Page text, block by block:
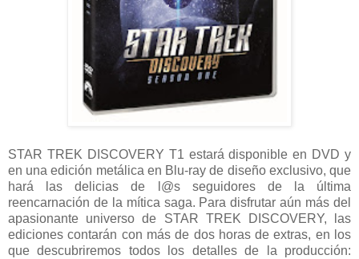
STAR TREK DISCOVERY T1 estará disponible en DVD y
en una edición metálica en Blu-ray de diseño exclusivo, que
hará las delicias de l@s seguidores de la última
reencarnación de la mítica saga. Para disfrutar aún más del
apasionante universo de STAR TREK DISCOVERY, las
ediciones contarán con más de dos horas de extras, en los
que descubriremos todos los detalles de la producción: